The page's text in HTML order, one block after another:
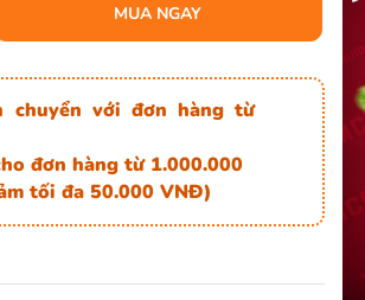
MUA NGAY
chuyển với đơn hàng từ
đơn hàng từ 1.000.000
tối đa 50.000 VNĐ)